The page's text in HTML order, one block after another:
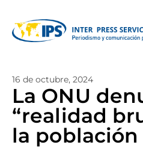
16 de octubre, 2024
La ONU
“realidad
la población